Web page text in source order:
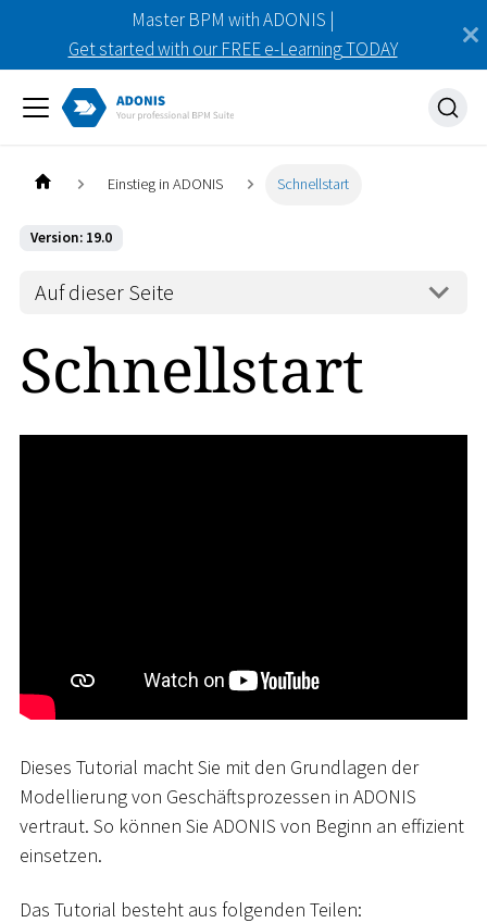
Master BPM with ADONIS |
Get started with our FREE e-Learning TODAY
Einstieg in ADONIS Schnellstart
Version: 19.0
Auf dieser Seite
Schnellstart
Dieses Tutorial macht Sie mit den Grundlagen der
Modellierung von Geschäftsprozessen in ADONIS
vertraut. So können Sie ADONIS von Beginn an effizient
einsetzen.
Das Tutorial besteht aus folgenden Teilen: